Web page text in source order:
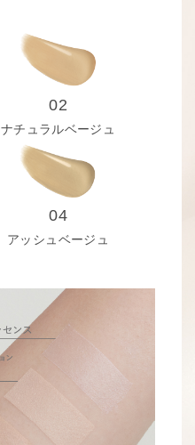
02
ナチュラルベージュ
04
アッシュベージュ